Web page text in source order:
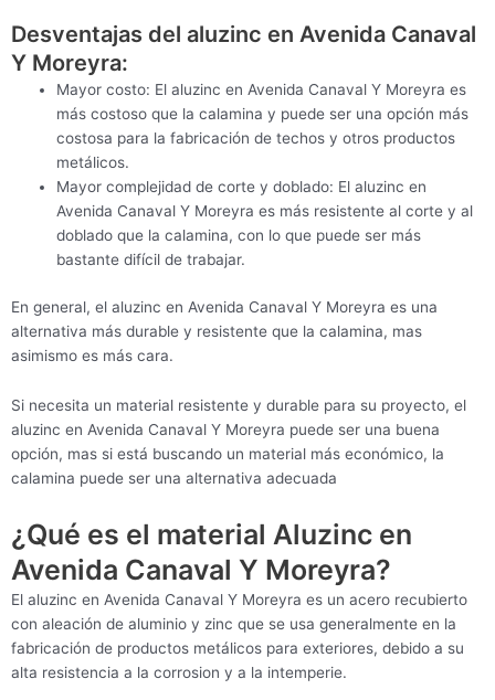
Desventajas del aluzinc en Avenida Canaval
Y Moreyra:
Mayor costo: El aluzinc en Avenida Canaval Y Moreyra es
más costoso que la calamina y puede ser una opción más
costosa para la fabricación de techos y otros productos
metálicos.
Mayor complejidad de corte y doblado: El aluzinc en
Avenida Canaval Y Moreyra es más resistente al corte y al
doblado que la calamina, con lo que puede ser más
bastante difícil de trabajar.
En general, el aluzinc en Avenida Canaval Y Moreyra es una
alternativa más durable y resistente que la calamina, mas
asimismo es más cara.
Si necesita un material resistente y durable para su proyecto, el
aluzinc en Avenida Canaval Y Moreyra puede ser una buena
opción, mas si está buscando un material más económico, la
calamina puede ser una alternativa adecuada
¿Qué es el material Aluzinc en
Avenida Canaval Y Moreyra?
El aluzinc en Avenida Canaval Y Moreyra es un acero recubierto
con aleación de aluminio y zinc que se usa generalmente en la
fabricación de productos metálicos para exteriores, debido a su
alta resistencia a la corrosion y a la intemperie.